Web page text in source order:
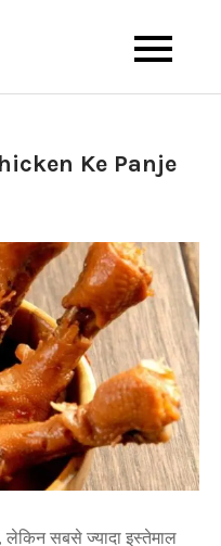
Ke Panje
लेकिन सबसे ज्यादा इस्तेमाल